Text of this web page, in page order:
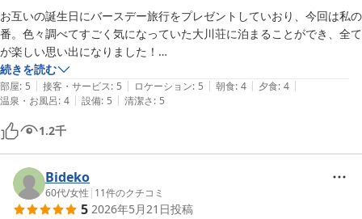
お互いの誕生日にバースデー旅行をプレゼントしていおり、今回は私の
番。色々調べてすごく気になっていた大川荘に泊まることができ、全て
が楽しい思い出になりました！
誕生日ケーキも部屋に運んでいただき、とても喜んでくれました☺️可愛
い起き上がり小法師もいただいて…大川荘さんからの誕生日プレゼント
もありがとうございました✨
夢見たいな空間で、あっという間の時間でした！
温泉も時間が足りないくらいで、もっと入っていたかったです。何より
も一泊は早すぎた…
景色も料理も最高でした。
また泊まりに行きたいです！
続きを読む
部屋: 5 | 接客・サービス: 5 | ロケーション: 5 | 朝食: 4 | 夕食: 4 |
温泉・お風呂: 4 | 設備: 5 | 清潔さ: 5
1.2千
Bideko
60代/女性 | 11件のクチコミ
5 2026年5月21日投稿